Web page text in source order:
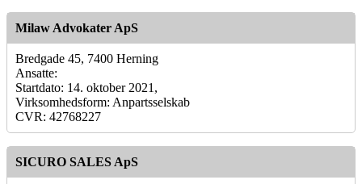
Milaw Advokater ApS
Bredgade 45, 7400 Herning
Ansatte:
Startdato: 14. oktober 2021,
Virksomhedsform: Anpartsselskab
CVR: 42768227
SICURO SALES ApS